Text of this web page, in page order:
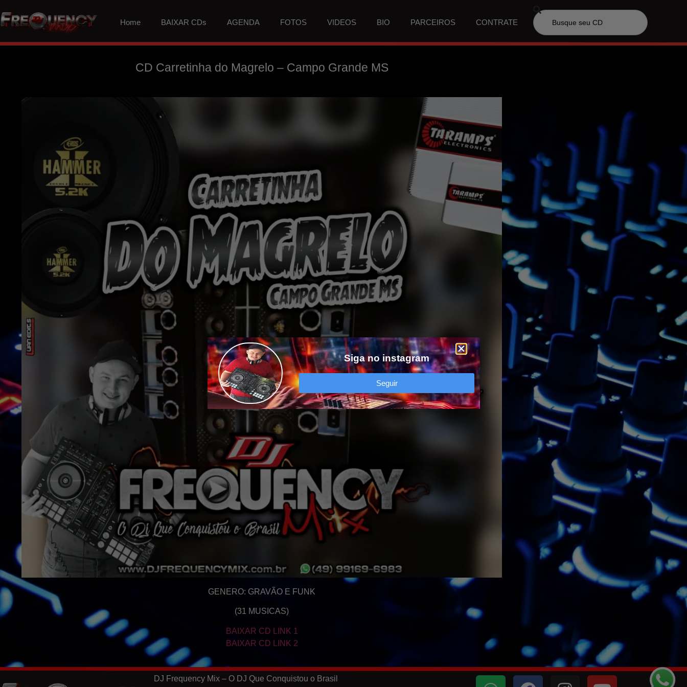
Home BAIXAR CDs AGENDA FOTOS VIDEOS BIO PARCEIROS CONTRATE
CD Carretinha do Magrelo – Campo Grande MS
GENERO: GRAVÃO E FUNK
(31 MUSICAS)
BAIXAR CD LINK 1
BAIXAR CD LINK 2
DJ Frequency Mix – O DJ Que Conquistou o Brasil
Siga no instagram
Seguir